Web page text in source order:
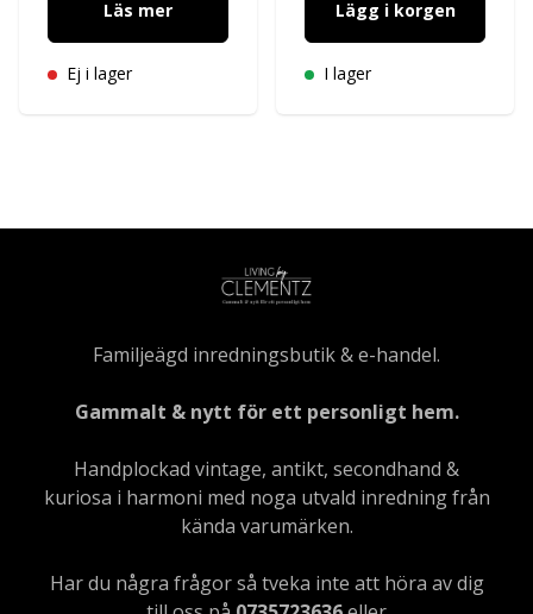
Läs mer
Ej i lager
Lägg i korgen
I lager
Familjeägd inredningsbutik & e-handel.
Gammalt & nytt för ett personligt hem.
Handplockad vintage, antikt, secondhand &
kuriosa i harmoni med noga utvald inredning från
kända varumärken.
Har du några frågor så tveka inte att höra av dig